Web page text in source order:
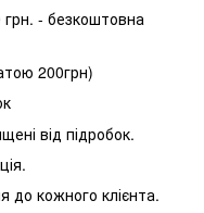
грн. - безкоштовна
200грн)
від підробок.
до кожного клієнта.